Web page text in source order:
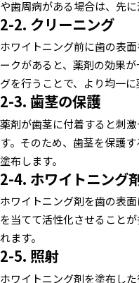
や歯周病がある場合は、先
2-2. クリーニング
ホワイトニング前に歯の表
ークがあると、薬剤の効果
グを行うことで、より均一
2-3. 歯茎の保護
薬剤が歯茎に付着すると刺
す。そのため、歯茎を保護
塗布します。
2-4. ホワイトニング
ホワイトニング剤を歯の表
を当てて活性化させること
れます。
2-5. 照射
ホワイトニング剤を塗布し